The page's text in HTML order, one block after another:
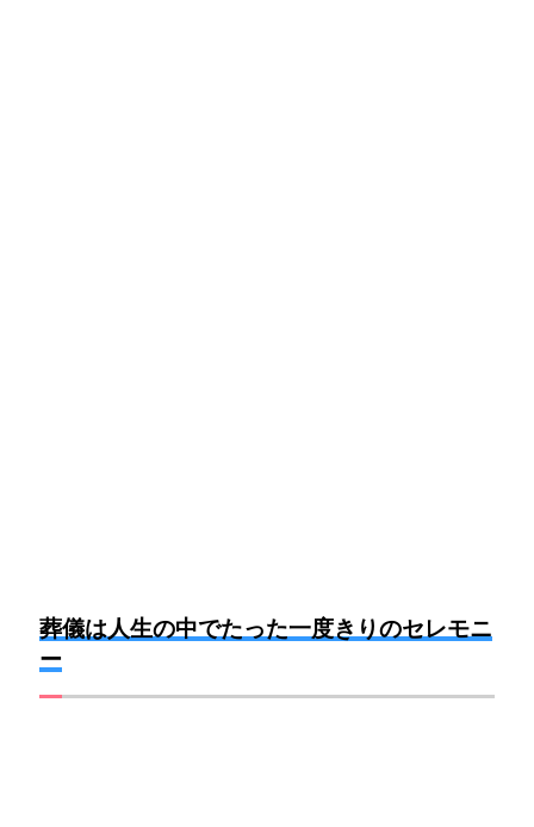
葬儀は人生の中でたった一度きりのセレモニ
ー